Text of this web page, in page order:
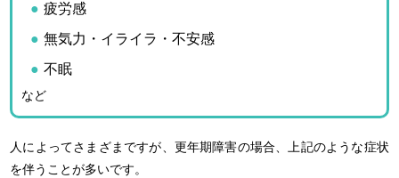
疲労感
無気力・イライラ・不安感
不眠
など
人によってさまざまですが、更年期障害の場合、上記のような症状
を伴うことが多いです。